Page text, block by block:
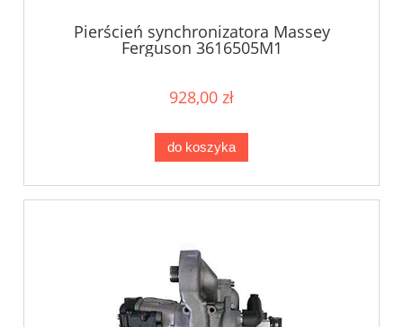
Pierścień synchronizatora Massey
Ferguson 3616505M1
928,00 zł
do koszyka